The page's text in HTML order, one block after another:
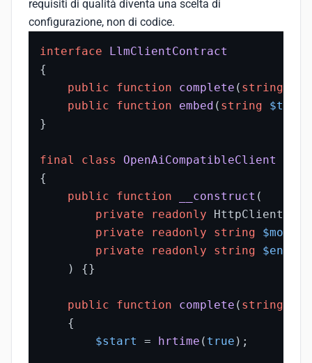
requisiti di qualità diventa una scelta di
configurazione, non di codice.
interface
LlmClientContract
{
public
function complete ( string
public
function embed ( string $text
}
final class OpenAiCompatibleClient
{
public
function __construct (
private
readonly HttpClient
private
readonly string $model
private
readonly string
) {}
public function complete ( string
{
$start
= hrtime ( true );